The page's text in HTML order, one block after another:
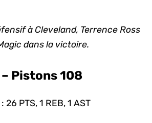
à Cleveland, Terrence Ross
dans la victoire.
Pistons 108
26 PTS, 1 REB, 1 AST